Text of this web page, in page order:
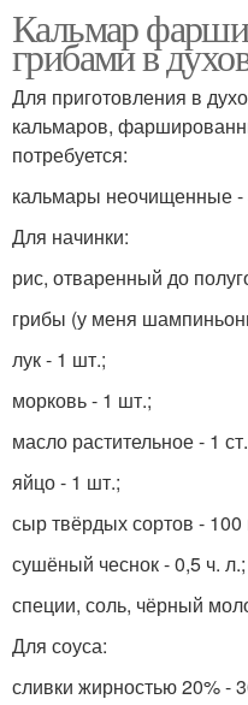
Кальмар
грибами в
Для приготовления в
кальмаров,
потребуется:
кальмары неочищенные -
Для начинки:
рис, отваренный до
грибы (у меня
лук - 1 шт.;
морковь - 1 шт.;
масло растительное - 1
яйцо - 1 шт.;
сыр твёрдых сортов - 100
сушёный чеснок - 0,5 ч. л.;
специи, соль, чёрный
Для соуса:
сливки жирностью 20% -